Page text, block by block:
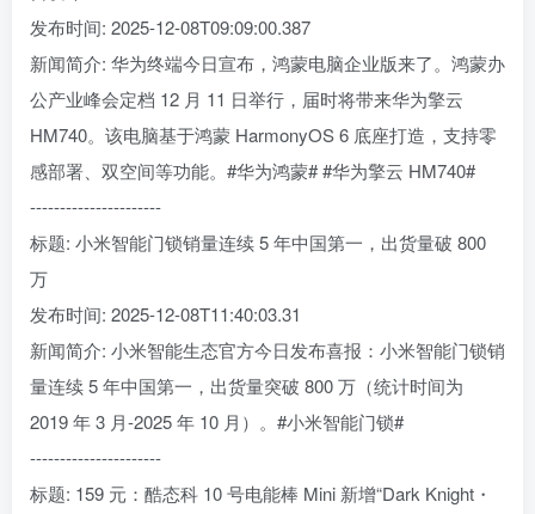
发布时间: 2025-12-08T09:09:00.387
新闻简介: 华为终端今日宣布，鸿蒙电脑企业版来了。鸿蒙办
公产业峰会定档 12 月 11 日举行，届时将带来华为擎云
HM740。该电脑基于鸿蒙 HarmonyOS 6 底座打造，支持零
感部署、双空间等功能。#华为鸿蒙# #华为擎云 HM740#
----------------------
标题: 小米智能门锁销量连续 5 年中国第一，出货量破 800
万
发布时间: 2025-12-08T11:40:03.31
新闻简介: 小米智能生态官方今日发布喜报：小米智能门锁销
量连续 5 年中国第一，出货量突破 800 万（统计时间为
2019 年 3 月-2025 年 10 月）。#小米智能门锁#
----------------------
标题: 159 元：酷态科 10 号电能棒 Mini 新增“Dark Knight・